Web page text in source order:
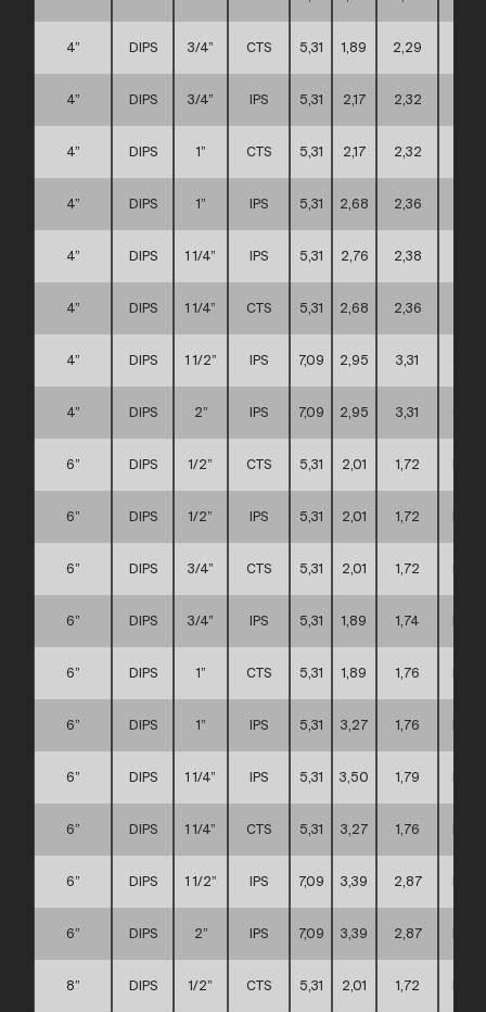
4” DIPS 3/4” CTS 5,31 1,89 2,29
4” DIPS 3/4” IPS 5,31 2,17 2,32
4” DIPS 1” CTS 5,31 2,17 2,32
4” DIPS 1” IPS 5,31 2,68 2,36
4” DIPS 1 1/4” IPS 5,31 2,76 2,38
4” DIPS 1 1/4” CTS 5,31 2,68 2,36
4” DIPS 1 1/2” IPS 7,09 2,95 3,31 C
4” DIPS 2” IPS 7,09 2,95 3,31
6” DIPS 1/2” CTS 5,31 2,01 1,72
6” DIPS 1/2” IPS 5,31 2,01 1,72
6” DIPS 3/4” CTS 5,31 2,01 1,72
6” DIPS 3/4” IPS 5,31 1,89 1,74
6” DIPS 1” CTS 5,31 1,89 1,76
6” DIPS 1” IPS 5,31 3,27 1,76
6” DIPS 1 1/4” IPS 5,31 3,50 1,79
6” DIPS 1 1/4” CTS 5,31 3,27 1,76
6” DIPS 1 1/2” IPS 7,09 3,39 2,87
6” DIPS 2” IPS 7,09 3,39 2,87
8” DIPS 1/2” CTS 5,31 2,01 1,72